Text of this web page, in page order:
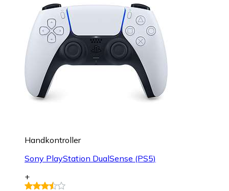
Handkontroller
Sony PlayStation DualSense (PS5)
+